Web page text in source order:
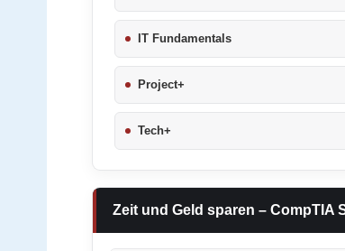
IT Fundamentals
Project+
Tech+
Zeit und Geld sparen – CompTIA